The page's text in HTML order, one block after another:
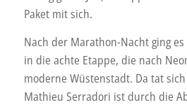
Paket mit sich.
Nach der Marathon-Nacht ging
in die achte Etappe, die nach
moderne Wüstenstadt. Da tat
Mathieu Serradori ist durch die